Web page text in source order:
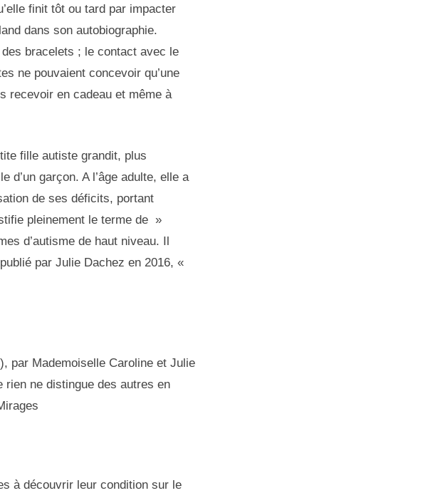
finit tôt ou tard par impacter
dans son autobiographie.
bracelets ; le contact avec le
ne pouvaient concevoir qu’une
recevoir en cadeau et même à
fille autiste grandit, plus
d’un garçon. A l’âge adulte, elle a
de ses déficits, portant
pleinement le terme de »
d’autisme de haut niveau. Il
par Julie Dachez en 2016, «
par Mademoiselle Caroline et Julie
rien ne distingue des autres en
à découvrir leur condition sur le